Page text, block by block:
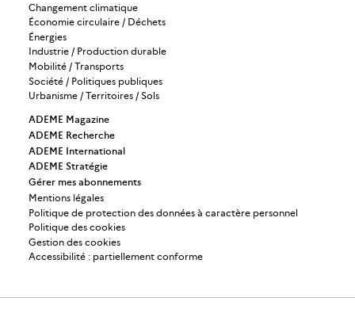
Changement climatique
Économie circulaire / Déchets
Énergies
Industrie / Production durable
Mobilité / Transports
Société / Politiques publiques
Urbanisme / Territoires / Sols
ADEME Magazine
ADEME Recherche
ADEME International
ADEME Stratégie
Gérer mes abonnements
Mentions légales
Politique de protection des données à caractère personnel
Politique des cookies
Gestion des cookies
Accessibilité : partiellement conforme